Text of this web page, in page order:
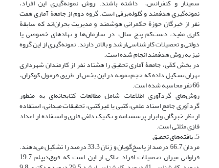
سمینار و کنفرانس، داشته باشند. روش نمونه‌گیری این افراد،
نمونه‌گیری هدفمند و گلوله‌برفی است. گروه دوم از جامعۀ آماری هفت
نفر از خبرگان حوزۀ حکمرانی هوشمند و مدیریت بحران‌اند که سابقۀ
کاری مفید، دست‌کم پنج سال، در سازمان‌ها و نهادهای خصوصی یا
دولتی و تحصیلات کارشناسی‌ارشد و بالاتر دارند. نمونه‌گیری از این گروه
نیز به روش هدفمند انجام شده است.
در بخش کمّی، جامعۀ آماری تحقیق را هشتاد نفر از کارمندان شهرداری
تهران تشکیل داده که حجم نمونه در این بخش از طریق فرمول کوکران،
66 نفر محاسبه شده است.
روش‌های گردآوری اطلاعات شامل مطالعات کتابخانه‌ای به منظور
گرد‌آوری جامع اسناد علمی، کتبی یا غیرکتبی، تحقیقات میدانی، استفاده
از نظر خبرگان و ابزار پرسشنامه و تکنیک دلفی فازی و استفاده از اعداد
فازی مثلثی است.
5. یافته‌های تحقیق
مردان 66.7 درصد از پاسخ‌گویان و زنان 33.3 درصد را تشکیل می‌دهند.
فراوانی میزان تحصیلات افراد حاکی از این است که فوق‌دیپلم 19.7